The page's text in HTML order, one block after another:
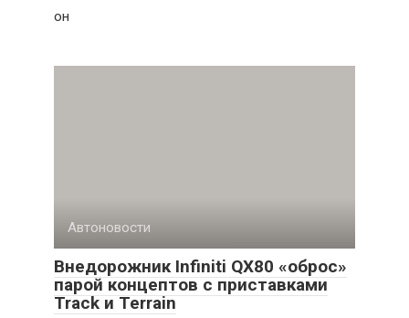
он
Автоновости
Внедорожник Infiniti QX80 «оброс»
парой концептов с приставками
Track и Terrain